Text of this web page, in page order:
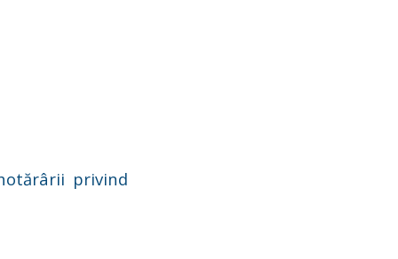
privind